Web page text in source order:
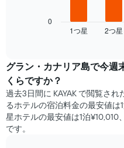
日
間
に
見
つ
か
っ
1​つ星​ 2​つ星​
0
グラン・カナリア島​で​今週
くらですか？
過去3日間に KAYAK で閲覧さ
るホテル​の宿泊料金の最安値は
星ホテルの最安値は1泊¥10,010
です。